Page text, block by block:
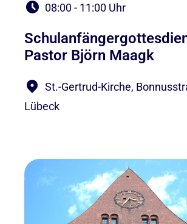
08:00 - 11:00 Uhr
Pastor Björn Maagk
St.-Gertrud-Kirche,
Lübeck